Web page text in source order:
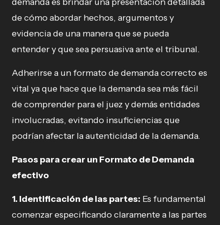
de cómo abordar hechos, argumentos y
evidencia de una manera que se pueda
entender y que sea persuasiva ante el tribunal.
Adherirse a un formato de demanda correcto es
vital ya que hace que la demanda sea más fácil
de comprender para el juez y demás entidades
involucradas, evitando insuficiencias que
podrían afectar la autenticidad de la demanda.
Pasos para crear un Formato de Demanda
efectivo
1. Identificación de las partes: Es fundamental
comenzar especificando claramente a las partes